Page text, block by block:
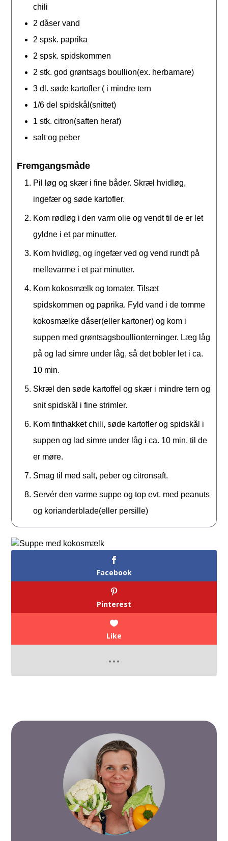
chili
2 dåservand
2 spsk. paprika
2 spsk. spidskommen
2 stk. god grøntsags boullion(ex. herbamare)
3 dl. søde kartofler ( i mindre tern
1/6 del spidskål(snittet)
1 stk. citron(saften heraf)
salt og peber
Fremgangsmåde
Pil løg og skær i fine båder. Skræl hvidløg,
ingefær og søde kartofler.
Kom rødløg i den varm olie og vendt til de er let
gyldne i et par minutter.
Kom hvidløg, og ingefær ved og vend rundt på
mellevarme i et par minutter.
Kom kokosmælk og tomater. Tilsæt
spidskommen og paprika. Fyld vand i de tomme
kokosmælke dåser(eller kartoner) og kom i
suppen med grøntsagsboullionterninger. Læg låg
på og lad simre under låg, så det bobler let i ca.
10 min.
Skræl den søde kartoffel og skær i mindre tern og
snit spidskål i fine strimler.
Kom finthakket chili, søde kartofler og spidskål i
suppen og lad simre under låg i ca. 10 min, til de
er møre.
Smag til med salt, peber og citronsaft.
Servér den varme suppe og top evt. med peanuts
og korianderblade(eller persille)
Facebook
Pinterest
Like